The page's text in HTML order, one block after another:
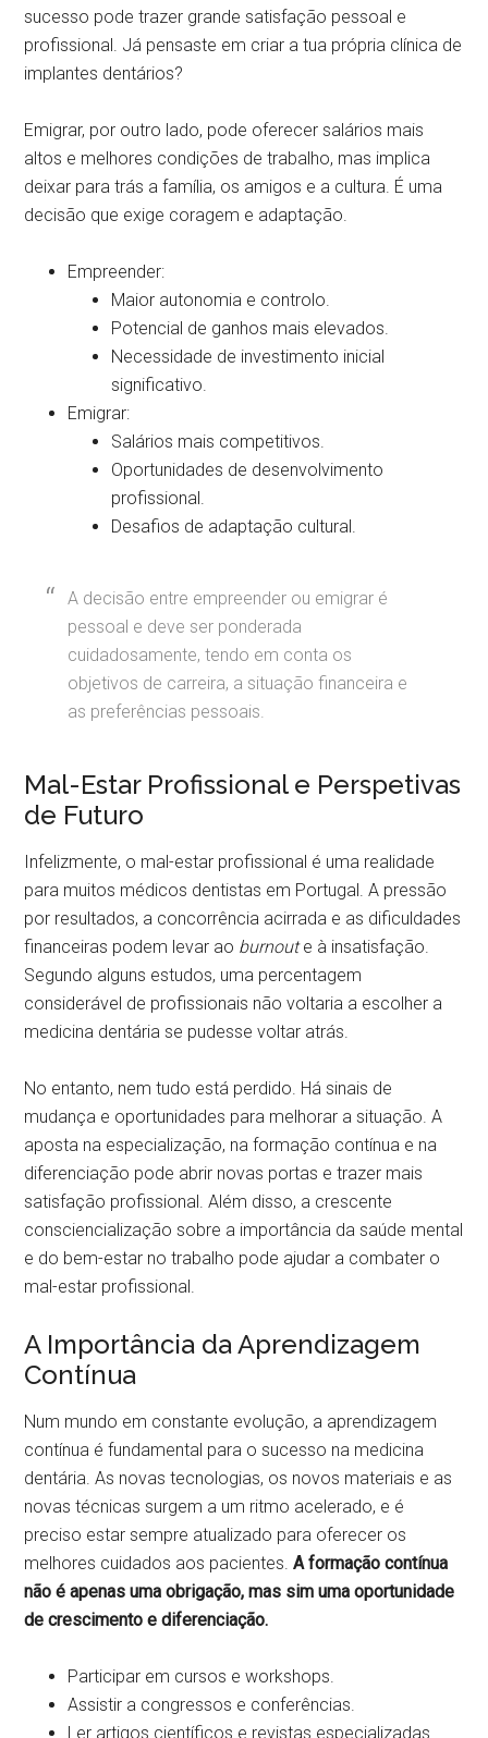
sucesso pode trazer grande satisfação pessoal e
profissional. Já pensaste em criar a tua própria clínica de
implantes dentários?
Emigrar, por outro lado, pode oferecer salários mais
altos e melhores condições de trabalho, mas implica
deixar para trás a família, os amigos e a cultura. É uma
decisão que exige coragem e adaptação.
Empreender:
Maior autonomia e controlo.
Potencial de ganhos mais elevados.
Necessidade de investimento inicial
significativo.
Emigrar:
Salários mais competitivos.
Oportunidades de desenvolvimento
profissional.
Desafios de adaptação cultural.
A decisão entre empreender ou emigrar é
pessoal e deve ser ponderada
cuidadosamente, tendo em conta os
objetivos de carreira, a situação financeira e
as preferências pessoais.
Mal-Estar Profissional e Perspetivas
de Futuro
Infelizmente, o mal-estar profissional é uma realidade
para muitos médicos dentistas em Portugal. A pressão
por resultados, a concorrência acirrada e as dificuldades
financeiras podem levar ao burnoute à insatisfação.
Segundo alguns estudos, uma percentagem
considerável de profissionais não voltaria a escolher a
medicina dentária se pudesse voltar atrás.
No entanto, nem tudo está perdido. Há sinais de
mudança e oportunidades para melhorar a situação. A
aposta na especialização, na formação contínua e na
diferenciação pode abrir novas portas e trazer mais
satisfação profissional. Além disso, a crescente
consciencialização sobre a importância da saúde mental
e do bem-estar no trabalho pode ajudar a combater o
mal-estar profissional.
A Importância da Aprendizagem
Contínua
Num mundo em constante evolução, a aprendizagem
contínua é fundamental para o sucesso na medicina
dentária. As novas tecnologias, os novos materiais e as
novas técnicas surgem a um ritmo acelerado, e é
preciso estar sempre atualizado para oferecer os
melhores cuidados aos pacientes.A formação contínua
não é apenas uma obrigação, mas sim uma oportunidade
de crescimento e diferenciação.
Participar em cursos e workshops.
Assistir a congressos e conferências.
Ler artigos científicos e revistas especializadas.